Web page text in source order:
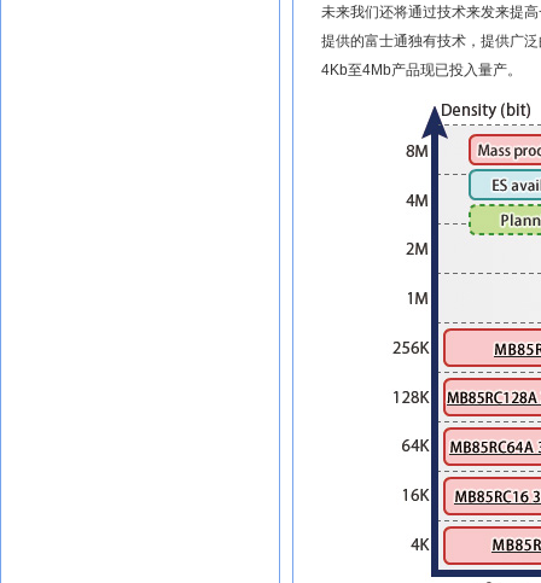
未来我们还将通过技术来发来提
提供的富士通独有技术，提供广
4Kb至4Mb产品现已投入量产。